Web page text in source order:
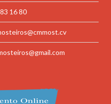
16 80